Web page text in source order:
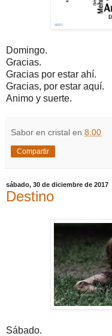
Domingo.
Gracias.
Gracias por estar ahí.
Gracias, por estar aquí.
Animo y suerte.
Sabor en cristal en 8:00
Compartir
sábado, 30 de diciembre de 2017
Destino
Sábado.